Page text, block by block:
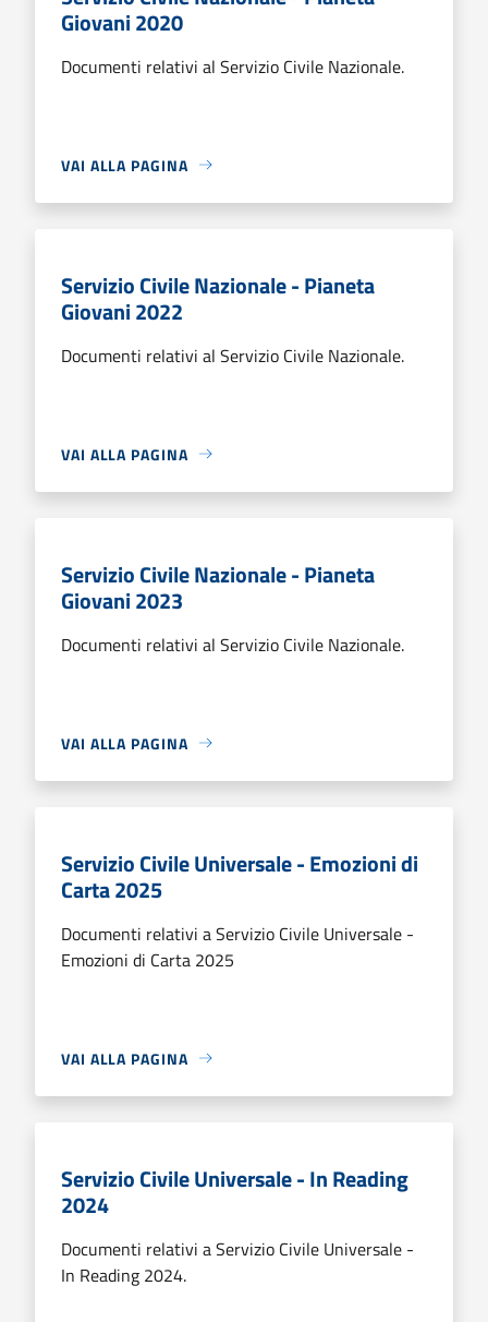
Giovani 2020
Documenti relativi al Servizio Civile Nazionale.
VAI ALLA PAGINA
Servizio Civile Nazionale - Pianeta
Giovani 2022
Documenti relativi al Servizio Civile Nazionale.
VAI ALLA PAGINA
Servizio Civile Nazionale - Pianeta
Giovani 2023
Documenti relativi al Servizio Civile Nazionale.
VAI ALLA PAGINA
Servizio Civile Universale - Emozioni di
Carta 2025
Documenti relativi a Servizio Civile Universale -
Emozioni di Carta 2025
VAI ALLA PAGINA
Servizio Civile Universale - In Reading
2024
Documenti relativi a Servizio Civile Universale -
In Reading 2024.